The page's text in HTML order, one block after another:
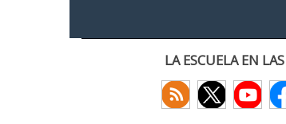
LA ESCUELA EN